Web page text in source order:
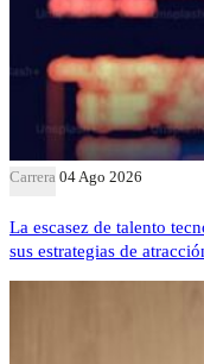
Carrera 04 Ago 2026
La escasez de talento
sus estrategias de